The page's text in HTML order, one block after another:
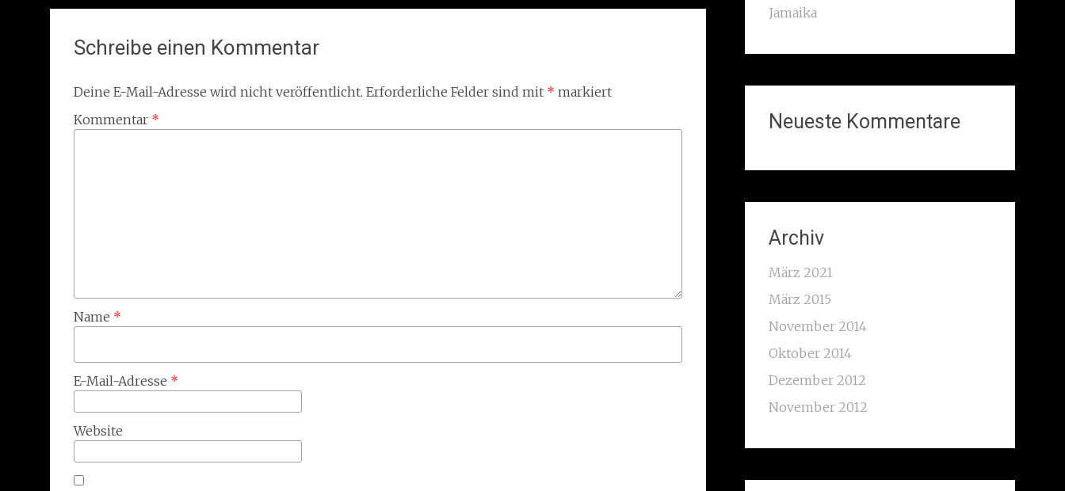
Schreibe einen Kommentar
Deine E-Mail-Adresse wird nicht veröffentlicht. Erforderliche Felder sind mit * markiert
Kommentar *
Name *
E-Mail-Adresse *
Website
Jamaika
Neueste Kommentare
Archiv
März 2021
März 2015
November 2014
Oktober 2014
Dezember 2012
November 2012